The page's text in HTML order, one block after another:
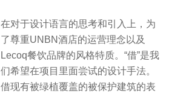
在对于设计语言的思考和引入上，为
了尊重UNBN酒店的运营理念以及
Lecoq餐饮品牌的风格特质。“借”是我
们希望在项目里面尝试的设计手法。
借现有被绿植覆盖的被保护建筑的表